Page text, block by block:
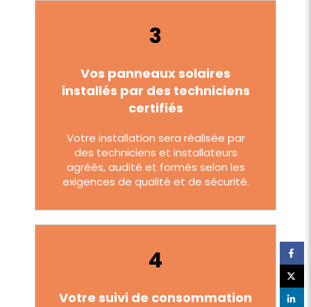
3
Vos panneaux solaires
installés par des techniciens
certifiés
Votre installation sera réalisée par
des techniciens et installateurs
agréés, audité et formés selon les
exigences de qualité et de sécurité.
4
Votre suivi de consommation